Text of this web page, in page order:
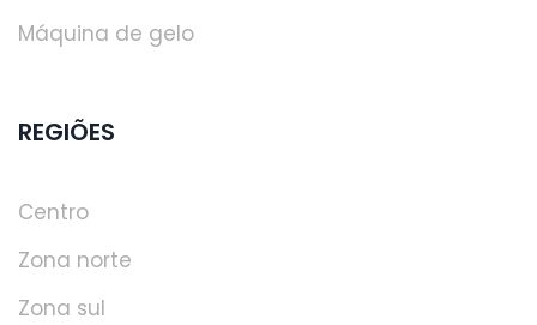
Máquina de gelo
REGIÕES
Centro
Zona norte
Zona sul